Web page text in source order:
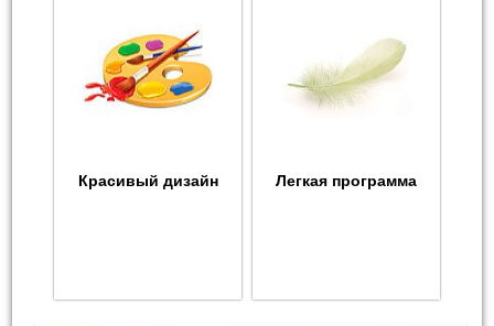
Красивый дизайн Легкая программа